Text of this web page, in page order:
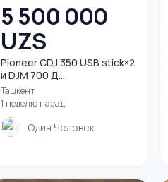
5 500 000
UZS
Pioneer CDJ 350 USB stick×2
и DJM 700 Д...
Ташкент
1 неделю назад
Один Человек